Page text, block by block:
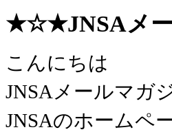
★☆★JNSAメ
こんにちは
JNSAメールマ
JNSAのホームペ